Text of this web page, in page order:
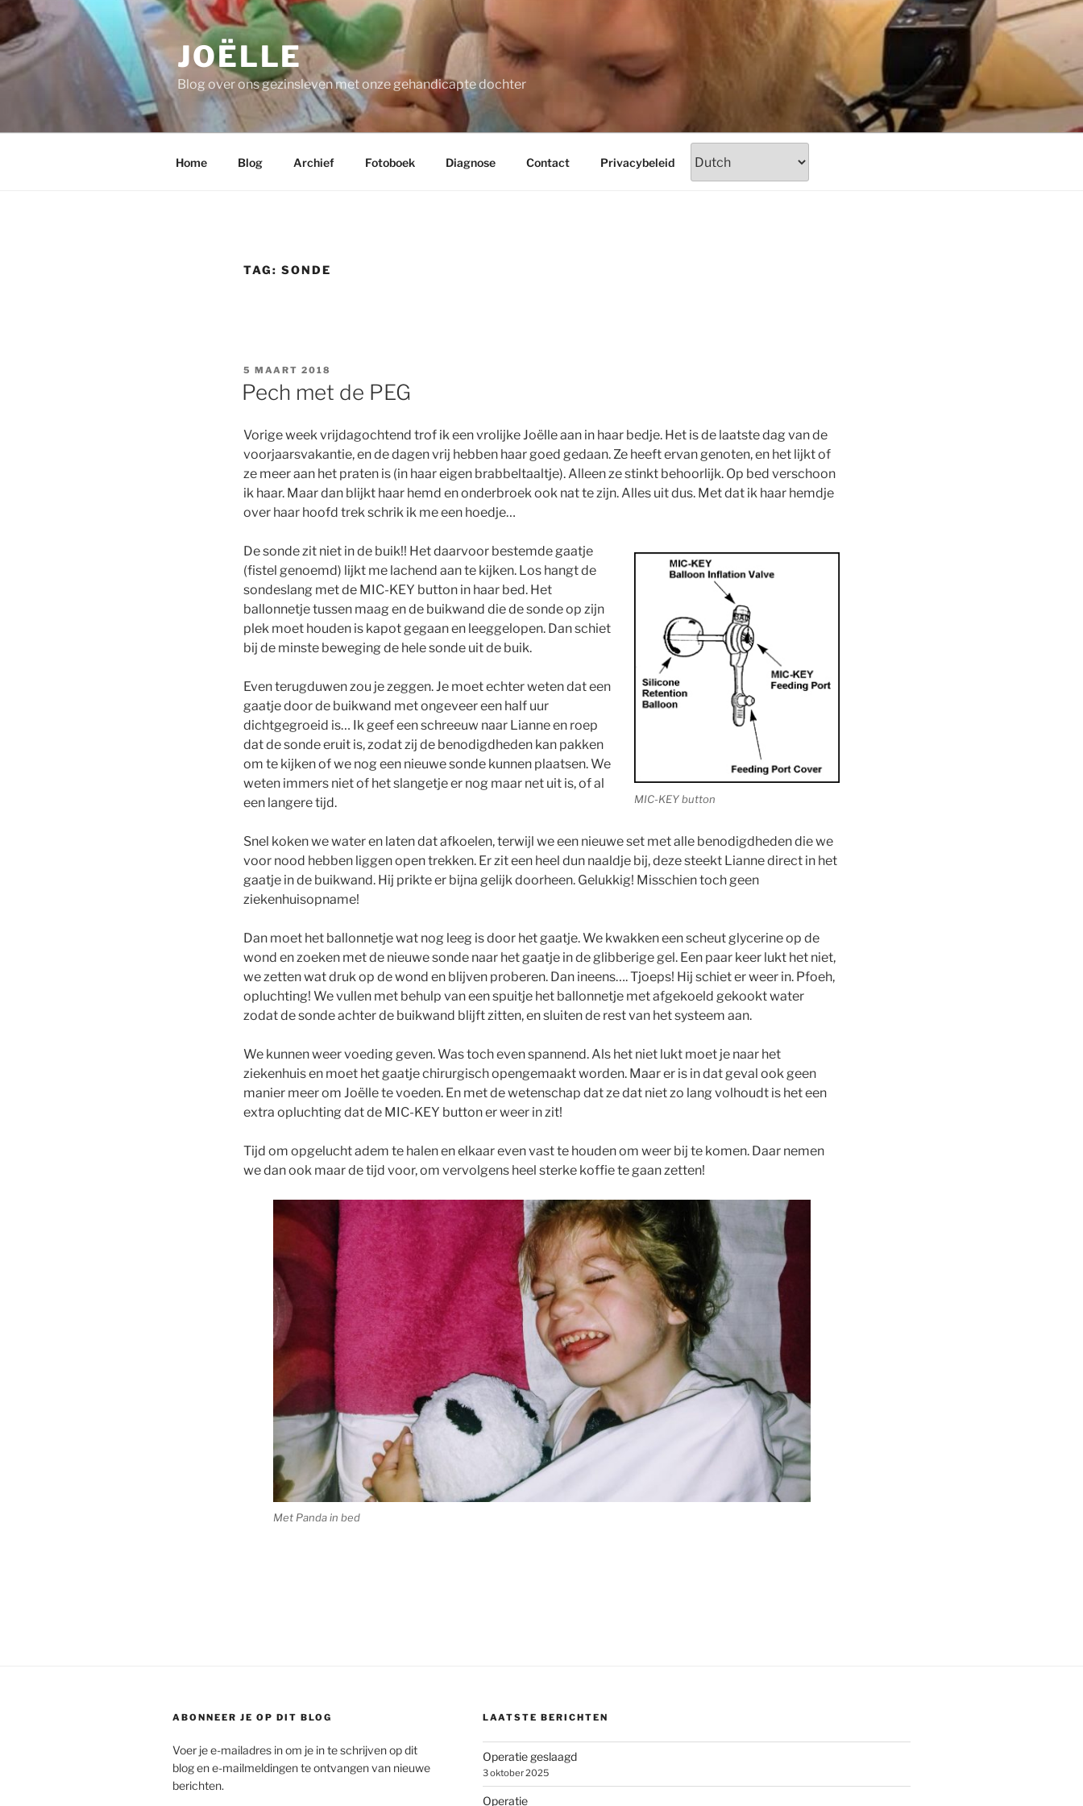
Ga
de
inhoud
JOËLLE
Blog over ons gezinsleven met onze gehandicapte dochter
Home Blog Archief Fotoboek Diagnose Contact Privacybeleid
TAG: SONDE
GEPLAATST
OP
5 MAART 2018
Pech met de PEG
Vorige week vrijdagochtend trof ik een vrolijke Joëlle aan in haar bedje. Het is de laatste dag van de
voorjaarsvakantie, en de dagen vrij hebben haar goed gedaan. Ze heeft ervan genoten, en het lijkt of
ze meer aan het praten is (in haar eigen brabbeltaaltje). Alleen ze stinkt behoorlijk. Op bed verschoon
ik haar. Maar dan blijkt haar hemd en onderbroek ook nat te zijn. Alles uit dus. Met dat ik haar hemdje
over haar hoofd trek schrik ik me een hoedje…
MIC-KEY button
De sonde zit niet in de buik!! Het daarvoor bestemde gaatje
(fistel genoemd) lijkt me lachend aan te kijken. Los hangt de
sondeslang met de MIC-KEY button in haar bed. Het
ballonnetje tussen maag en de buikwand die de sonde op zijn
plek moet houden is kapot gegaan en leeggelopen. Dan schiet
bij de minste beweging de hele sonde uit de buik.
Even terugduwen zou je zeggen. Je moet echter weten dat een
gaatje door de buikwand met ongeveer een half uur
dichtgegroeid is… Ik geef een schreeuw naar Lianne en roep
dat de sonde eruit is, zodat zij de benodigdheden kan pakken
om te kijken of we nog een nieuwe sonde kunnen plaatsen. We
weten immers niet of het slangetje er nog maar net uit is, of al
een langere tijd.
Snel koken we water en laten dat afkoelen, terwijl we een nieuwe set met alle benodigdheden die we
voor nood hebben liggen open trekken. Er zit een heel dun naaldje bij, deze steekt Lianne direct in het
gaatje in de buikwand. Hij prikte er bijna gelijk doorheen. Gelukkig! Misschien toch geen
ziekenhuisopname!
Dan moet het ballonnetje wat nog leeg is door het gaatje. We kwakken een scheut glycerine op de
wond en zoeken met de nieuwe sonde naar het gaatje in de glibberige gel. Een paar keer lukt het niet,
we zetten wat druk op de wond en blijven proberen. Dan ineens…. Tjoeps! Hij schiet er weer in. Pfoeh,
opluchting! We vullen met behulp van een spuitje het ballonnetje met afgekoeld gekookt water
zodat de sonde achter de buikwand blijft zitten, en sluiten de rest van het systeem aan.
We kunnen weer voeding geven. Was toch even spannend. Als het niet lukt moet je naar het
ziekenhuis en moet het gaatje chirurgisch opengemaakt worden. Maar er is in dat geval ook geen
manier meer om Joëlle te voeden. En met de wetenschap dat ze dat niet zo lang volhoudt is het een
extra opluchting dat de MIC-KEY button er weer in zit!
Tijd om opgelucht adem te halen en elkaar even vast te houden om weer bij te komen. Daar nemen
we dan ook maar de tijd voor, om vervolgens heel sterke koffie te gaan zetten!
Met Panda in bed
ABONNEER JE OP DIT BLOG
Voer je e-mailadres in om je in te schrijven op dit
blog en e-mailmeldingen te ontvangen van nieuwe
berichten.
LAATSTE BERICHTEN
Operatie geslaagd
3 oktober 2025
Operatie